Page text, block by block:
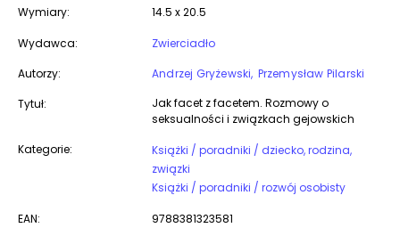
Wymiary: 14.5 x 20.5
Wydawca:
Zwierciadło
Autorzy:
Andrzej Gryżewski Przemysław Pilarski
Tytuł:
Jak facet z facetem. Rozmowy o
seksualności i związkach gejowskich
Kategorie:
Książki / poradniki / dziecko, rodzina,
związki
Książki / poradniki / rozwój osobisty
EAN: 9788381323581